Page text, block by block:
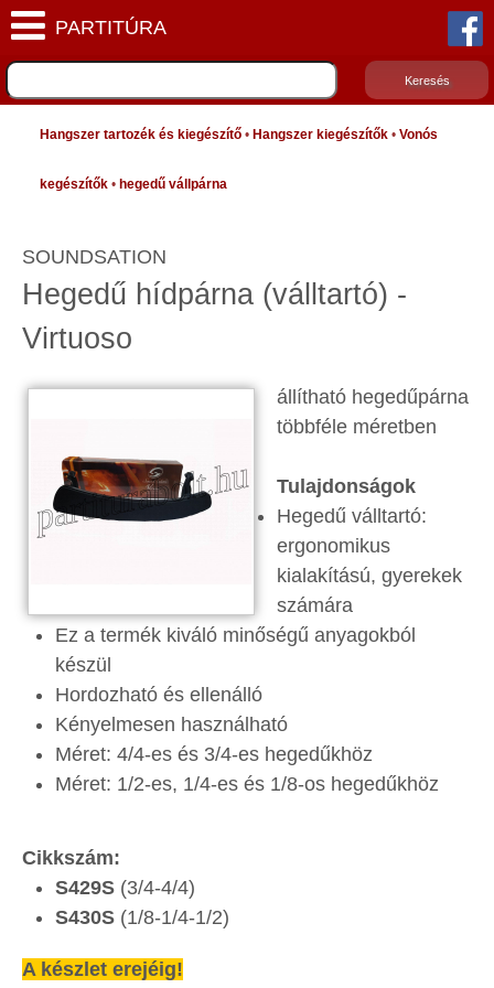
Hangszer tartozék és kiegészítő • Hangszer kiegészítők • Vonós
kegészítők • hegedű vállpárna
SOUNDSATION
Hegedű hídpárna (válltartó) -
Virtuoso
állítható hegedűpárna
többféle méretben
Tulajdonságok
Hegedű válltartó:
ergonomikus
kialakítású, gyerekek
számára
Ez a termék kiváló minőségű anyagokból
készül
Hordozható és ellenálló
Kényelmesen használható
Méret: 4/4-es és 3/4-es hegedűkhöz
Méret: 1/2-es, 1/4-es és 1/8-os hegedűkhöz
Cikkszám:
S429S (3/4-4/4)
S430S (1/8-1/4-1/2)
A készlet erejéig!